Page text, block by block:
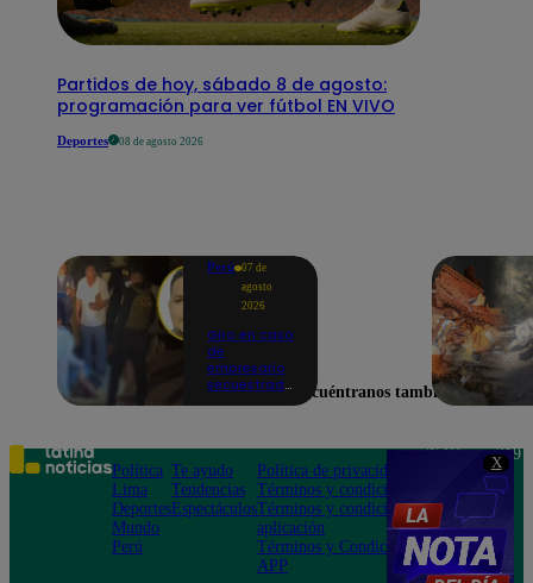
X
Partidos de hoy, sábado 8 de agosto:
programación para ver fútbol EN VIVO
Deportes 08 de agosto 2026
Perú 07 de
agosto
2026
Giro en caso
de
empresario
secuestrado
cuentas
Encuéntranos también en
Política
Lima
Deportes
Mundo
Perú
Te ayudo
Tendencias
Espectáculos
Política de privacidad
Términos y condiciones
Términos y condiciones
aplicación
Términos y Condiciones
APP
Teléfono: 219
Av. San
Felipe 968
Jesús María